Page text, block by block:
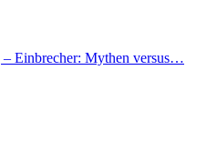
Einbrecher: Mythen versus…